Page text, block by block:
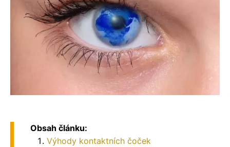
Obsah článku:
Výhody kontaktních čoček